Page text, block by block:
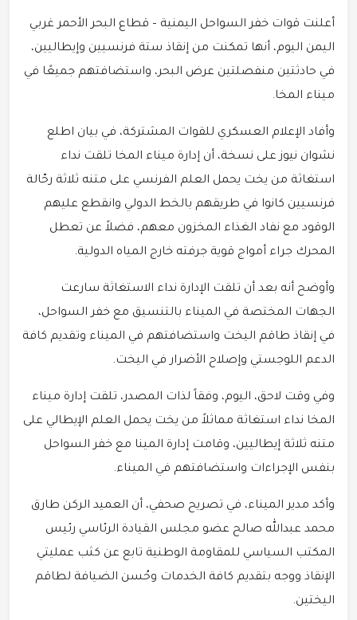
أعلنت قوات خفر السواحل اليمنية – قطاع البحر الأحمر غربي
اليمن اليوم، أنها تمكنت من إنقاذ ستة فرنسيين وإيطاليين،
في حادثتين منفصلتين عرض البحر، واستضافتهم جميعًا في
ميناء المخا.
وأفاد الإعلام العسكري للقوات المشتركة، في بيان اطلع
نشوان نيوز على نسخة، أن إدارة ميناء المخا تلقت نداء
استغاثة من يخت يحمل العلم الفرنسي على متنه ثلاثة رحّالة
فرنسيين كانوا في طريقهم بالخط الدولي وانقطع عليهم
الوقود مع نفاد الغذاء المخزون معهم، فضلاً عن تعطل
المحرك جراء أمواج قوية جرفته خارج المياه الدولية.
وأوضح أنه بعد أن تلقت الإدارة نداء الاستغاثة سارعت
الجهات المختصة في الميناء بالتنسيق مع خفر السواحل،
في إنقاذ طاقم اليخت واستضافتهم في الميناء وتقديم كافة
الدعم اللوجستي وإصلاح الأضرار في اليخت.
وفي وقت لاحق، اليوم، وفقاً لذات المصدر، تلقت إدارة ميناء
المخا نداء استغاثة مماثلاً من يخت يحمل العلم الإيطالي على
متنه ثلاثة إيطاليين، وقامت إدارة المينا مع خفر السواحل
بنفس الإجراءات واستضافتهم في الميناء.
وأكد مدير الميناء، في تصريح صحفي، أن العميد الركن طارق
محمد عبدالله صالح عضو مجلس القيادة الرئاسي رئيس
المكتب السياسي للمقاومة الوطنية تابع عن كثب عمليتي
الإنقاذ ووجه بتقديم كافة الخدمات وحُسن الضيافة لطاقم
اليختين.